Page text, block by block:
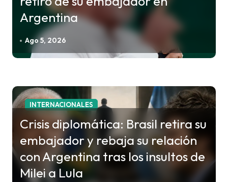
Argentina
Ago 5, 2026
INTERNACIONALES
Crisis diplomática: Brasil retira su
embajador y rebaja su relación
con Argentina tras los insultos de
Milei a Lula